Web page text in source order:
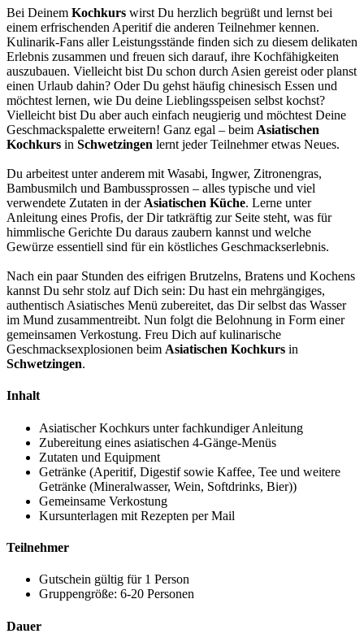
Bei Deinem Kochkurs wirst Du herzlich begrüßt und lernst bei
einem erfrischenden Aperitif die anderen Teilnehmer kennen.
Kulinarik-Fans aller Leistungsstände finden sich zu diesem delikaten
Erlebnis zusammen und freuen sich darauf, ihre Kochfähigkeiten
auszubauen. Vielleicht bist Du schon durch Asien gereist oder planst
einen Urlaub dahin? Oder Du gehst häufig chinesisch Essen und
möchtest lernen, wie Du deine Lieblingsspeisen selbst kochst?
Vielleicht bist Du aber auch einfach neugierig und möchtest Deine
Geschmackspalette erweitern! Ganz egal – beim Asiatischen
Kochkurs in Schwetzingen lernt jeder Teilnehmer etwas Neues.
Du arbeitest unter anderem mit Wasabi, Ingwer, Zitronengras,
Bambusmilch und Bambussprossen – alles typische und viel
verwendete Zutaten in der Asiatischen Küche. Lerne unter
Anleitung eines Profis, der Dir tatkräftig zur Seite steht, was für
himmlische Gerichte Du daraus zaubern kannst und welche
Gewürze essentiell sind für ein köstliches Geschmackserlebnis.
Nach ein paar Stunden des eifrigen Brutzelns, Bratens und Kochens
kannst Du sehr stolz auf Dich sein: Du hast ein mehrgängiges,
authentisch Asiatisches Menü zubereitet, das Dir selbst das Wasser
im Mund zusammentreibt. Nun folgt die Belohnung in Form einer
gemeinsamen Verkostung. Freu Dich auf kulinarische
Geschmacksexplosionen beim Asiatischen Kochkurs in
Schwetzingen.
Inhalt
Asiatischer Kochkurs unter fachkundiger Anleitung
Zubereitung eines asiatischen 4-Gänge-Menüs
Zutaten und Equipment
Getränke (Aperitif, Digestif sowie Kaffee, Tee und weitere
Getränke (Mineralwasser, Wein, Softdrinks, Bier))
Gemeinsame Verkostung
Kursunterlagen mit Rezepten per Mail
Teilnehmer
Gutschein gültig für 1 Person
Gruppengröße: 6-20 Personen
Dauer